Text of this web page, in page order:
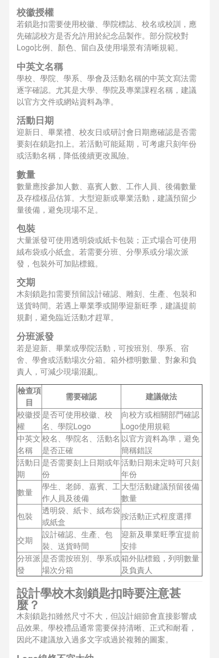
校徽授權
若鎖匙扣需要使用校徽、學院標誌、校名或校訓，應
先確認校方是否允許用於紀念品製作。部分院校對
Logo比例、顏色、留白及使用場景有清晰規範。
中英文名稱
學校、學院、學系、學會及活動名稱的中英文寫法需
逐字確認。尤其是大學、學院及專業課程名稱，建議
以官方文件或網站資料為準。
活動日期
迎新日、畢業禮、校友日或研討會日期應確認是否需
要刻在鎖匙扣上。若活動可能延期，可考慮只刻年份
或活動名稱，降低後續更改風險。
數量
數量應按參加人數、嘉賓人數、工作人員、後備數量
及存檔樣品估算。大型迎新或畢業活動，建議預留少
量後備，避免現場不足。
包裝
大量派發可使用透明袋或紙卡包裝；正式場合可使用
絨布袋或小紙盒。若需要分班、分學系或分場次派
發，包裝外可加貼標籤。
交期
木刻鎖匙扣需要預留設計確認、雕刻、生產、包裝和
送貨時間。若遇上畢業季或開學迎新旺季，建議提前
規劃，避免臨近活動才趕單。
分班派發
若是迎新、畢業或學院活動，可按班別、學系、宿
舍、學會或活動場次分箱。箱外標明數量、對象和負
責人，可減少現場混亂。
檢查項
目
需要確認
建議做法
校徽授
權
是否可使用校徽、校
名、學院Logo
向校方或相關部門確認
Logo使用規範
中英文
名稱
校名、學院名、活動名
是否正確
以官方資料為準，避免
簡稱錯誤
活動日
期
是否需要刻上日期或年
份
活動日期未定時可只刻
年份
數量
學生、老師、嘉賓、工
作人員及後備
大型活動建議預留後備
數量
包裝
透明袋、紙卡、絨布袋
或紙盒
按活動正式程度選擇
交期
設計確認、生產、包
裝、送貨時間
迎新及畢業旺季宜提前
安排
分班派
發
是否需按班別、學系或
場次分箱
箱外貼標籤，列明數量
及負責人
設計學校木刻鎖匙扣時要注意甚
麼？
木刻鎖匙扣雖然尺寸不大，但設計細節會直接影響成
品效果。學校禮品通常需要保持清晰、正式和耐看，
因此不建議放入過多文字或過於複雜的圖案。